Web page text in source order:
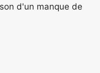
d'un manque de